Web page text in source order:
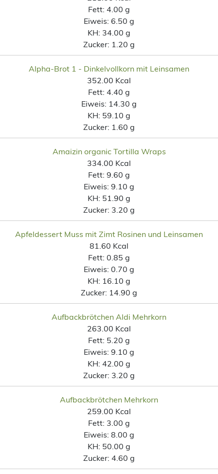
Fett: 4.00 g
Eiweis: 6.50 g
KH: 34.00 g
Zucker: 1.20 g
Alpha-Brot 1 - Dinkelvollkorn mit Leinsamen
352.00 Kcal
Fett: 4.40 g
Eiweis: 14.30 g
KH: 59.10 g
Zucker: 1.60 g
Amaizin organic Tortilla Wraps
334.00 Kcal
Fett: 9.60 g
Eiweis: 9.10 g
KH: 51.90 g
Zucker: 3.20 g
Apfeldessert Muss mit Zimt Rosinen und Leinsamen
81.60 Kcal
Fett: 0.85 g
Eiweis: 0.70 g
KH: 16.10 g
Zucker: 14.90 g
Aufbackbrötchen Aldi Mehrkorn
263.00 Kcal
Fett: 5.20 g
Eiweis: 9.10 g
KH: 42.00 g
Zucker: 3.20 g
Aufbackbrötchen Mehrkorn
259.00 Kcal
Fett: 3.00 g
Eiweis: 8.00 g
KH: 50.00 g
Zucker: 4.60 g